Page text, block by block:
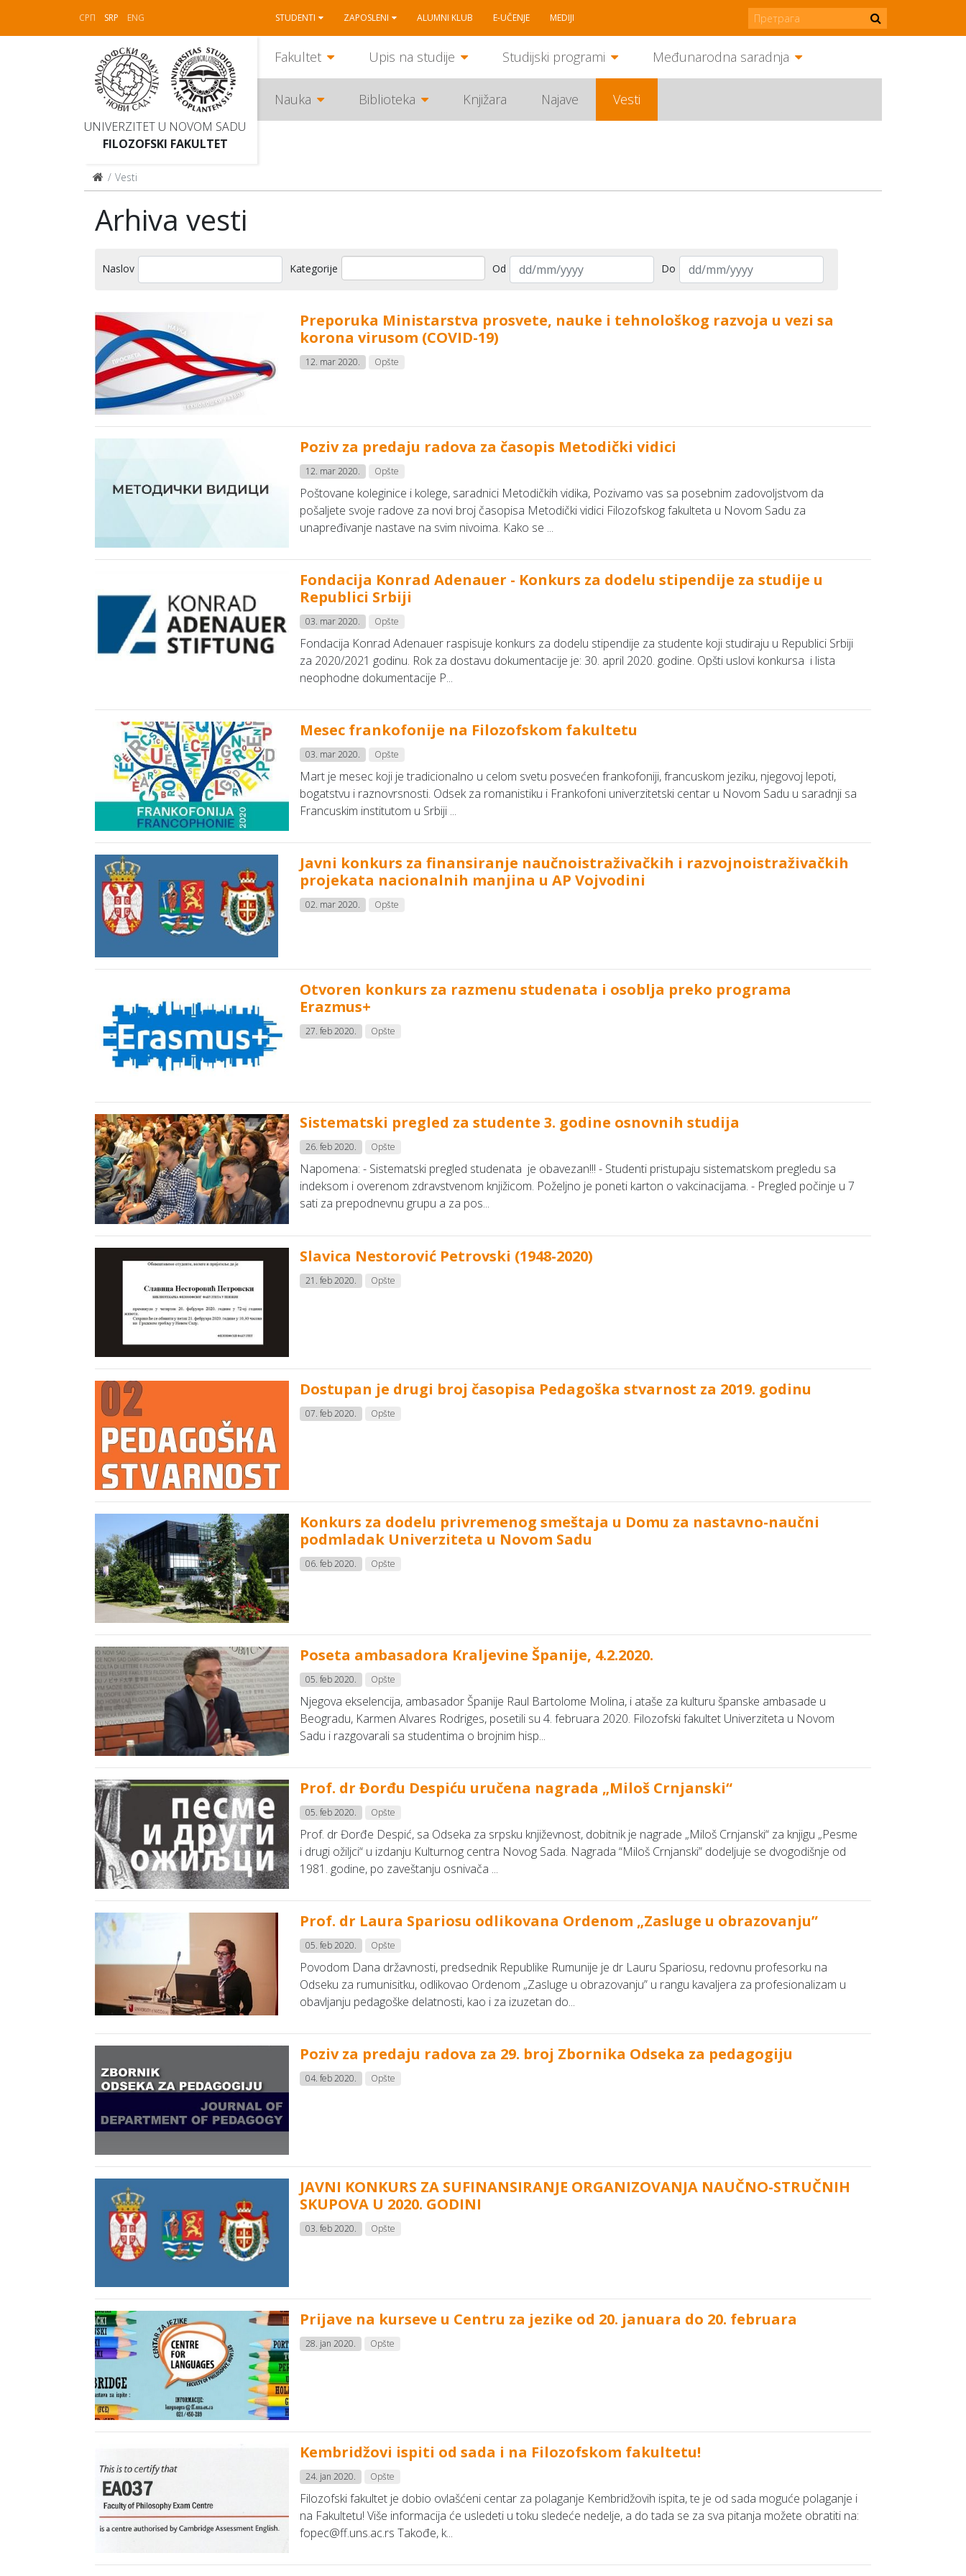
СРП SRP ENG STUDENTI ZAPOSLENI ALUMNI KLUB E-UČENJE MEDIJI
UNIVERZITET U NOVOM SADU
FILOZOFSKI FAKULTET
Fakultet Upis na studije Studijski programi Međunarodna saradnja
Nauka Biblioteka Knjižara Najave Vesti
Vesti
Arhiva vesti
Naslov Kategorije Od Do
Preporuka Ministarstva prosvete, nauke i tehnološkog razvoja u vezi sa
korona virusom (COVID-19)
12. mar 2020. Opšte
Poziv za predaju radova za časopis Metodički vidici
12. mar 2020. Opšte
Poštovane koleginice i kolege, saradnici Metodičkih vidika, Pozivamo vas sa posebnim zadovoljstvom da
pošaljete svoje radove za novi broj časopisa Metodički vidici Filozofskog fakulteta u Novom Sadu za
unapređivanje nastave na svim nivoima. Kako se ...
Fondacija Konrad Adenauer - Konkurs za dodelu stipendije za studije u
Republici Srbiji
03. mar 2020. Opšte
Fondacija Konrad Adenauer raspisuje konkurs za dodelu stipendije za studente koji studiraju u Republici Srbiji
za 2020/2021 godinu. Rok za dostavu dokumentacije je: 30. april 2020. godine. Opšti uslovi konkursa i lista
neophodne dokumentacije P...
Mesec frankofonije na Filozofskom fakultetu
03. mar 2020. Opšte
Mart je mesec koji je tradicionalno u celom svetu posvećen frankofoniji, francuskom jeziku, njegovoj lepoti,
bogatstvu i raznovrsnosti. Odsek za romanistiku i Frankofoni univerzitetski centar u Novom Sadu u saradnji sa
Francuskim institutom u Srbiji ...
Javni konkurs za finansiranje naučnoistraživačkih i razvojnoistraživačkih
projekata nacionalnih manjina u AP Vojvodini
02. mar 2020. Opšte
Otvoren konkurs za razmenu studenata i osoblja preko programa
Erazmus+
27. feb 2020. Opšte
Sistematski pregled za studente 3. godine osnovnih studija
26. feb 2020. Opšte
Napomena: - Sistematski pregled studenata je obavezan!!! - Studenti pristupaju sistematskom pregledu sa
indeksom i overenom zdravstvenom knjižicom. Poželjno je poneti karton o vakcinacijama. - Pregled počinje u 7
sati za prepodnevnu grupu a za pos...
Slavica Nestorović Petrovski (1948-2020)
21. feb 2020. Opšte
Dostupan je drugi broj časopisa Pedagoška stvarnost za 2019. godinu
07. feb 2020. Opšte
Konkurs za dodelu privremenog smeštaja u Domu za nastavno-naučni
podmladak Univerziteta u Novom Sadu
06. feb 2020. Opšte
Poseta ambasadora Kraljevine Španije, 4.2.2020.
05. feb 2020. Opšte
Njegova ekselencija, ambasador Španije Raul Bartolome Molina, i ataše za kulturu španske ambasade u
Beogradu, Karmen Alvares Rodriges, posetili su 4. februara 2020. Filozofski fakultet Univerziteta u Novom
Sadu i razgovarali sa studentima o brojnim hisp...
Prof. dr Đorđu Despiću uručena nagrada „Miloš Crnjanski“
05. feb 2020. Opšte
Prof. dr Đorđe Despić, sa Odseka za srpsku književnost, dobitnik je nagrade „Miloš Crnjanski“ za knjigu „Pesme
i drugi ožiljci“ u izdanju Kulturnog centra Novog Sada. Nagrada “Miloš Crnjanski” dodeljuje se dvogodišnje od
1981. godine, po zaveštanju osnivača ...
Prof. dr Laura Spariosu odlikovana Ordenom „Zasluge u obrazovanju”
05. feb 2020. Opšte
Povodom Dana državnosti, predsednik Republike Rumunije je dr Lauru Spariosu, redovnu profesorku na
Odseku za rumunisitku, odlikovao Ordenom „Zasluge u obrazovanju” u rangu kavaljera za profesionalizam u
obavljanju pedagoške delatnosti, kao i za izuzetan do...
Poziv za predaju radova za 29. broj Zbornika Odseka za pedagogiju
04. feb 2020. Opšte
JAVNI KONKURS ZA SUFINANSIRANJE ORGANIZOVANJA NAUČNO-STRUČNIH
SKUPOVA U 2020. GODINI
03. feb 2020. Opšte
Prijave na kurseve u Centru za jezike od 20. januara do 20. februara
28. jan 2020. Opšte
Kembridžovi ispiti od sada i na Filozofskom fakultetu!
24. jan 2020. Opšte
Filozofski fakultet je dobio ovlašćeni centar za polaganje Kembridžovih ispita, te je od sada moguće polaganje i
na Fakultetu! Više informacija će usledeti u toku sledeće nedelje, a do tada se za sva pitanja možete obratiti na:
fopec@ff.uns.ac.rs Takođe, k...